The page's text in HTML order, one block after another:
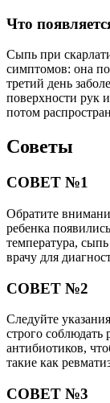
Что
Сыпь при
симптомов: она
третий день
поверхности рук
потом
Советы
СОВЕТ №1
Обратите
ребенка
температура,
врачу для
СОВЕТ №2
Следуйте
строго соблюдать
антибиотиков,
такие как
СОВЕТ №3